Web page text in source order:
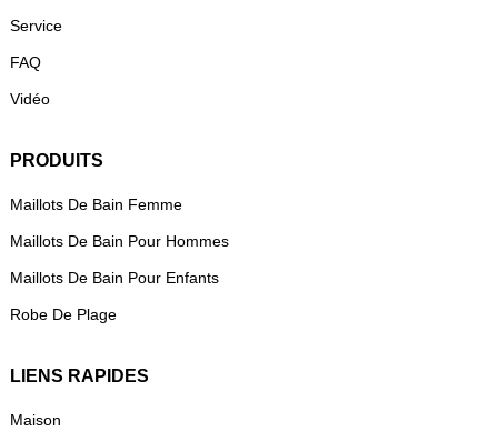
Service
FAQ
Vidéo
PRODUITS
Maillots De Bain Femme
Maillots De Bain Pour Hommes
Maillots De Bain Pour Enfants
Robe De Plage
LIENS RAPIDES
Maison